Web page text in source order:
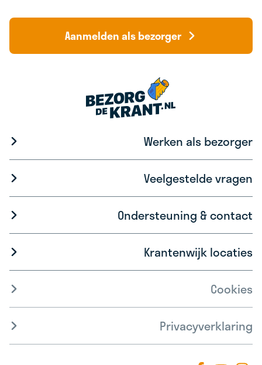
Aanmelden als bezorger
Werken als bezorger
Veelgestelde vragen
Ondersteuning & contact
Krantenwijk locaties
Cookies
Privacyverklaring